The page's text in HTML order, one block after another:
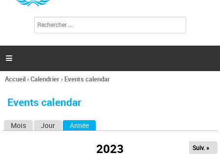
l
c
h
e

Vous
ici
Accueil›Calendrier› Events calendar
Events calendar
Mois Jour Année
2023 Suiv. »